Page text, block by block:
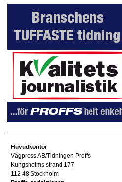
Huvudkontor
Vägpress AB/Tidningen Proffs
Kungsholms strand 177
112 48 Stockholm